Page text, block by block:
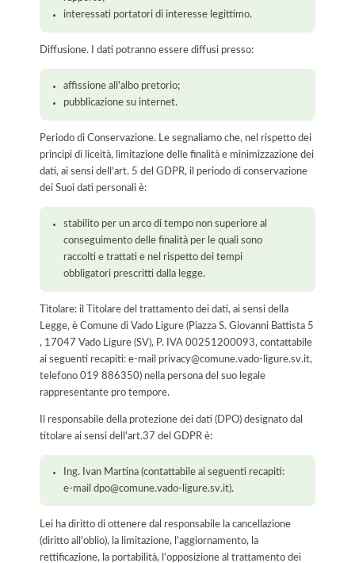
interessati portatori di interesse legittimo.
Diffusione. I dati potranno essere diffusi presso:
affissione all'albo pretorio;
pubblicazione su internet.
Periodo di Conservazione. Le segnaliamo che, nel rispetto dei
principi di liceità, limitazione delle finalità e minimizzazione dei
dati, ai sensi dell’art. 5 del GDPR, il periodo di conservazione
dei Suoi dati personali è:
stabilito per un arco di tempo non superiore al
conseguimento delle finalità per le quali sono
raccolti e trattati e nel rispetto dei tempi
obbligatori prescritti dalla legge.
Titolare: il Titolare del trattamento dei dati, ai sensi della
Legge, è Comune di Vado Ligure (Piazza S. Giovanni Battista 5
, 17047 Vado Ligure (SV), P. IVA 00251200093, contattabile
ai seguenti recapiti: e-mail privacy@comune.vado-ligure.sv.it,
telefono 019 886350) nella persona del suo legale
rappresentante pro tempore.
Il responsabile della protezione dei dati (DPO) designato dal
titolare ai sensi dell'art.37 del GDPR è:
Ing. Ivan Martina (contattabile ai seguenti recapiti:
e-mail dpo@comune.vado-ligure.sv.it).
Lei ha diritto di ottenere dal responsabile la cancellazione
(diritto all'oblio), la limitazione, l'aggiornamento, la
rettificazione, la portabilità, l'opposizione al trattamento dei